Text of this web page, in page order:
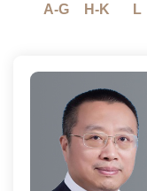
A-G H-K L